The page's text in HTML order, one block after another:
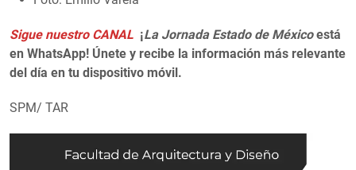
Sigue nuestro CANAL ¡La Jornada Estado de Méxicoestá
en WhatsApp! Únete y recibe la información más relevante
del día en tu dispositivo móvil.
SPM/ TAR